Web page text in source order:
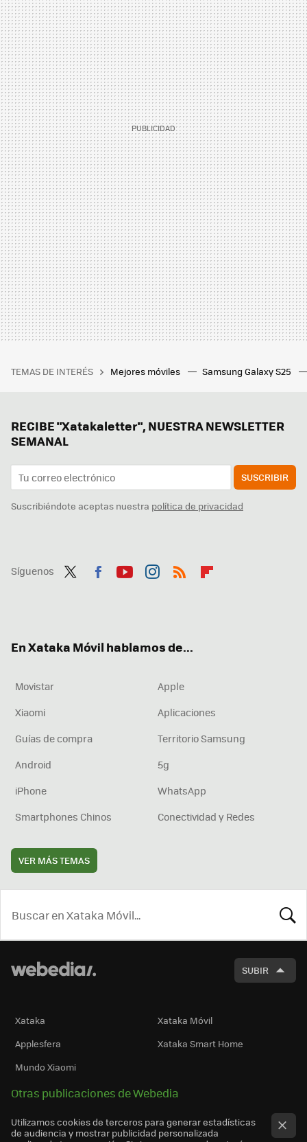
TEMAS DE INTERÉS Mejores móviles Samsung Galaxy S25
RECIBE "Xatakaletter", NUESTRA NEWSLETTER
SEMANAL
SUSCRIBIR
Suscribiéndote aceptas nuestra política de privacidad
Síguenos
En Xataka Móvil hablamos de...
Movistar
Apple
Xiaomi
Aplicaciones
Guías de compra
Territorio Samsung
Android
5g
iPhone
WhatsApp
Smartphones Chinos
Conectividad y Redes
VER MÁS TEMAS
SUBIR
Xataka
Xataka Móvil
Applesfera
Xataka Smart Home
Mundo Xiaomi
Otras publicaciones de Webedia
Utilizamos cookies de terceros para generar estadísticas
de audiencia y mostrar publicidad personalizada